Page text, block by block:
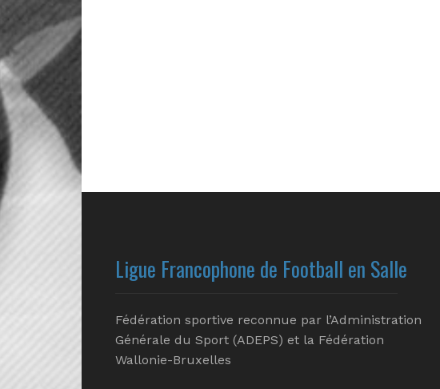
Ligue Francophone de Football en Salle
Fédération sportive reconnue par l’Administration
Générale du Sport (ADEPS) et la Fédération
Wallonie-Bruxelles